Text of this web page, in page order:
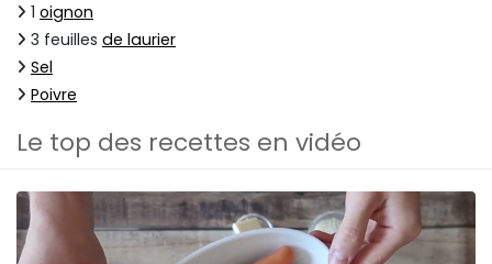
1 oignon
3 feuilles de laurier
Sel
Poivre
Le top des recettes en vidéo